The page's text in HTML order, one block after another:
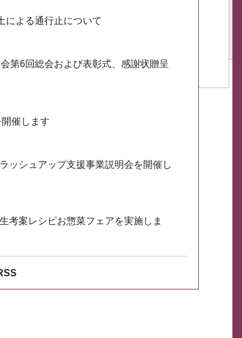
による通行止について
第6回総会および表彰式、感謝状贈呈
催します
ッシュアップ支援事業説明会を開催し
考案レシピお惣菜フェアを実施しま